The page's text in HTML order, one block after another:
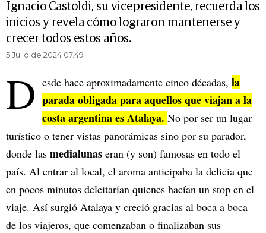
Ignacio Castoldi, su vicepresidente, recuerda los
inicios y revela cómo lograron mantenerse y
crecer todos estos años.
5 Julio de 2024 07.49
D esde hace aproximadamente cinco décadas, la
parada obligada para aquellos que viajan a la
costa argentina es Atalaya. No por ser un lugar
turístico o tener vistas panorámicas sino por su parador,
donde las medialunas eran (y son) famosas en todo el
país. Al entrar al local, el aroma anticipaba la delicia que
en pocos minutos deleitarían quienes hacían un stop en el
viaje. Así surgió Atalaya y creció gracias al boca a boca
de los viajeros, que comenzaban o finalizaban sus